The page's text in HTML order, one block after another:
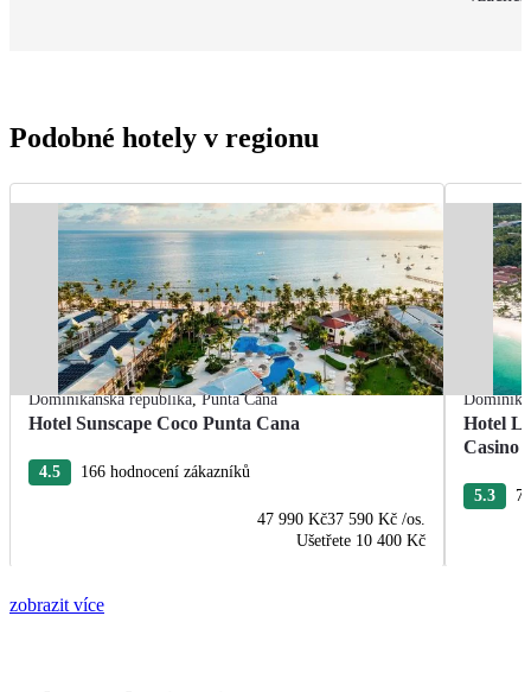
Podobné hotely v regionu
Dominikánská republika,Punta Cana
Hotel Sunscape Coco Punta Cana
4.5 166 hodnocení zákazníků
47 990 Kč37 590 Kč /os.
Ušetřete 10 400 Kč
Hotel
Casino
5.3
zobrazit více